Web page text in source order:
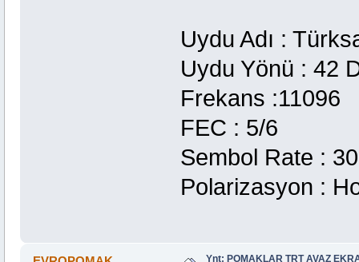
Uydu Adı :
Uydu Yönü : 42
Frekans :11096
FEC : 5/6
Sembol Rate :
Polarizasyon :
Ynt: POMAKLAR TRT AVAZ